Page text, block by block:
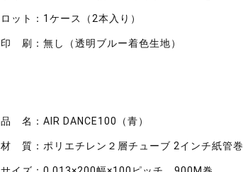
ロット：1ケース（2本入り）
印 刷：無し（透明ブルー着色生地）
品 名：AIR DANCE100（青）
材 質：ポリエチレン２層チューブ 2インチ紙管巻